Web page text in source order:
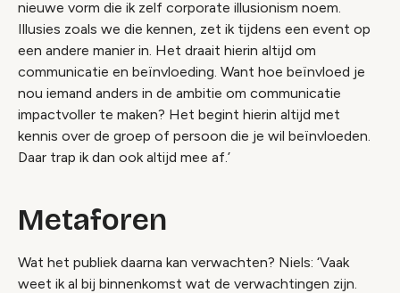
nieuwe vorm die ik zelf corporate illusionism noem.
Illusies zoals we die kennen, zet ik tijdens een event op
een andere manier in. Het draait hierin altijd om
communicatie en beïnvloeding. Want hoe beïnvloed je
nou iemand anders in de ambitie om communicatie
impactvoller te maken? Het begint hierin altijd met
kennis over de groep of persoon die je wil beïnvloeden.
Daar trap ik dan ook altijd mee af.’
Metaforen
Wat het publiek daarna kan verwachten? Niels: ‘Vaak
weet ik al bij binnenkomst wat de verwachtingen zijn.